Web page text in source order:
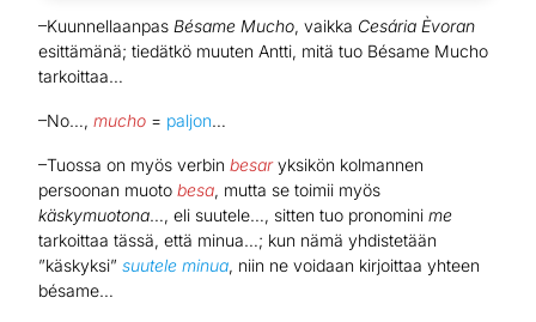
–Kuunnellaanpas Bésame Mucho, vaikka Cesária Èvoran
esittämänä; tiedätkö muuten Antti, mitä tuo Bésame Mucho
tarkoittaa…
–No…, mucho = paljon…
–Tuossa on myös verbin besaryksikön kolmannen
persoonan muoto besa, mutta se toimii myös
käskymuotona…, eli suutele…, sitten tuo pronomini me
tarkoittaa tässä, että minua…; kun nämä yhdistetään
”käskyksi” suutele minua, niin ne voidaan kirjoittaa yhteen
bésame…